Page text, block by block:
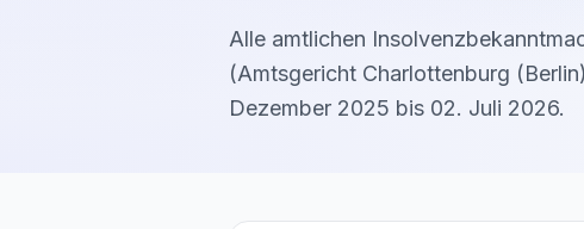
Alle amtlichen
(Amtsgericht Charlottenburg (Berlin)
Dezember 2025 bis 02. Juli 2026.